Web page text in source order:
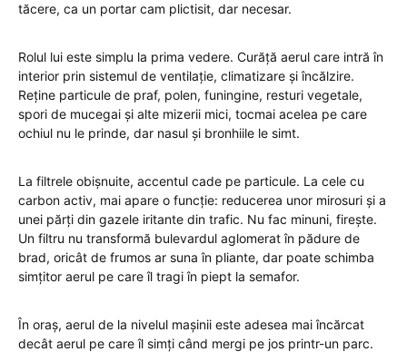
tăcere, ca un portar cam plictisit, dar necesar.
Rolul lui este simplu la prima vedere. Curăță aerul care intră în
interior prin sistemul de ventilație, climatizare și încălzire.
Reține particule de praf, polen, funingine, resturi vegetale,
spori de mucegai și alte mizerii mici, tocmai acelea pe care
ochiul nu le prinde, dar nasul și bronhiile le simt.
La filtrele obișnuite, accentul cade pe particule. La cele cu
carbon activ, mai apare o funcție: reducerea unor mirosuri și a
unei părți din gazele iritante din trafic. Nu fac minuni, firește.
Un filtru nu transformă bulevardul aglomerat în pădure de
brad, oricât de frumos ar suna în pliante, dar poate schimba
simțitor aerul pe care îl tragi în piept la semafor.
În oraș, aerul de la nivelul mașinii este adesea mai încărcat
decât aerul pe care îl simți când mergi pe jos printr-un parc.